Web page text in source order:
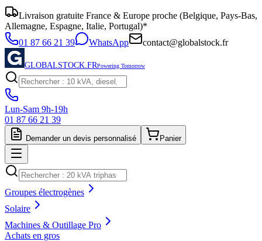
Livraison gratuite France & Europe proche (Belgique, Pays-Bas,
Allemagne, Espagne, Italie, Portugal)*
01 87 66 21 39
WhatsApp contact@globalstock.fr
GLOBALSTOCK.FRPowering Tomorrow
Lun-Sam 9h-19h
01 87 66 21 39
Demander un devis personnalisé Panier
Groupes électrogènes
Solaire
Machines & Outillage Pro
Achats en gros